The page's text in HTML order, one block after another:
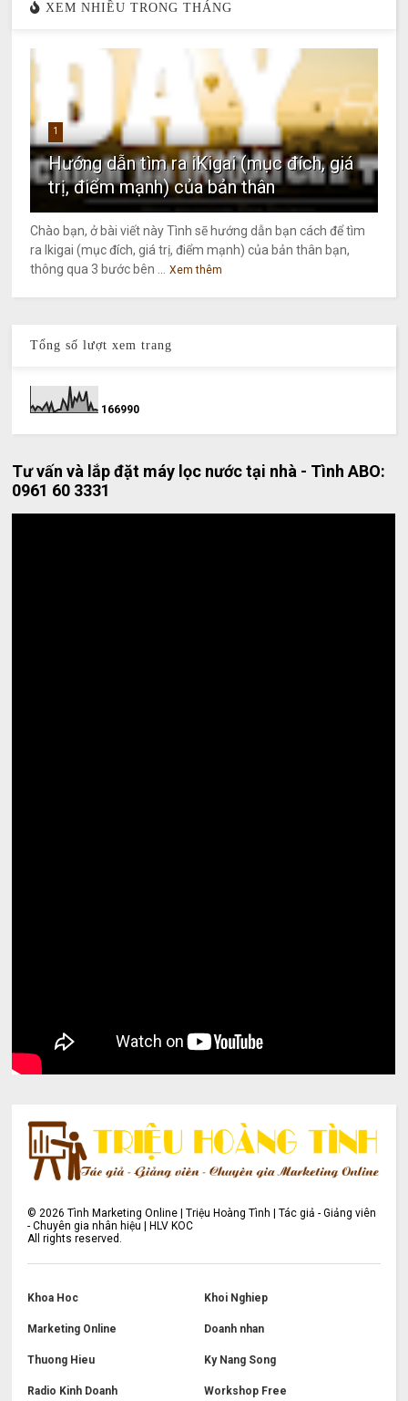
XEM NHIỀU TRONG THÁNG
1
Hướng dẫn tìm ra iKigai (mục đích, giá
trị, điểm mạnh) của bản thân
Chào bạn, ở bài viết này Tình sẽ hướng dẫn bạn cách để tìm
ra Ikigai (mục đích, giá trị, điểm mạnh) của bản thân bạn,
thông qua 3 bước bên ... Xem thêm
Tổng số lượt xem trang
1 66990
Tư vấn và lắp đặt máy lọc nước tại nhà - Tình ABO:
0961 60 3331
©2026 Tình Marketing Online | Triệu Hoàng Tình | Tác giả - Giảng viên
- Chuyên gia nhân hiệu | HLV KOC
All rights reserved.
Khoa Hoc Khoi Nghiep
Marketing Online Doanh nhan
Thuong Hieu Ky Nang Song
Radio Kinh Doanh Workshop Free